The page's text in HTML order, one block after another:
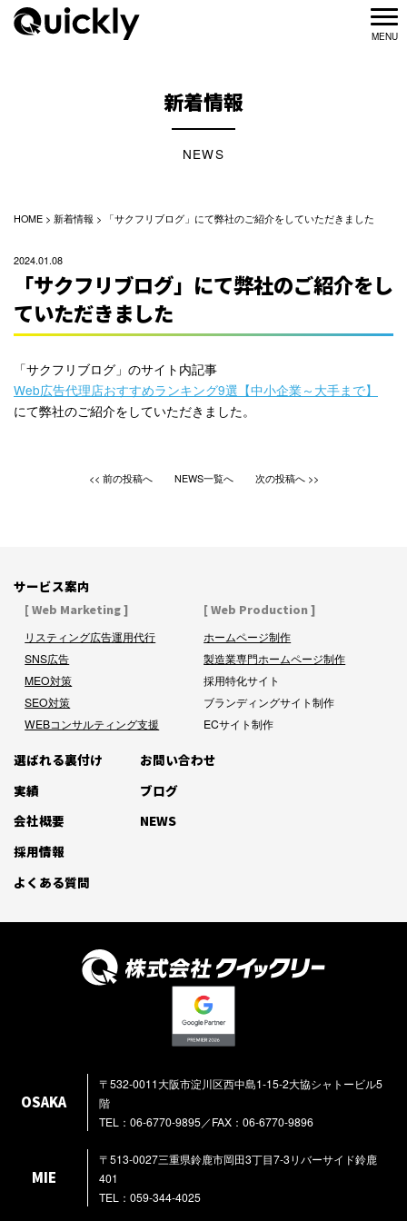
新着情報
NEWS
HOME > 新着情報 > 「サクフリブログ」にて弊社のご紹介をしていただきました
2024.01.08
「サクフリブログ」にて弊社のご紹介をし
ていただきました
「サクフリブログ」のサイト内記事
Web広告代理店おすすめランキング9選【中小企業～大手まで】
にて弊社のご紹介をしていただきました。
前の投稿へ NEWS一覧へ 次の投稿へ
サービス案内
[ Web Marketing ]
リスティング広告運用代行
SNS広告
MEO対策
SEO対策
WEBコンサルティング支援
[ Web Production ]
ホームページ制作
製造業専門ホームページ制作
採用特化サイト
ブランディングサイト制作
ECサイト制作
選ばれる裏付け
実績
会社概要
採用情報
よくある質問
お問い合わせ
ブログ
NEWS
OSAKA
〒532-0011大阪市淀川区西中島1-15-2大協シャトービル5
階
TEL：06-6770-9895／FAX：06-6770-9896
MIE
〒513-0027三重県鈴鹿市岡田3丁目7-3リバーサイド鈴鹿
401
TEL：059-344-4025